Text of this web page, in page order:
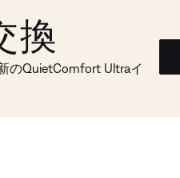
換
のQuietComfort Ultraイ